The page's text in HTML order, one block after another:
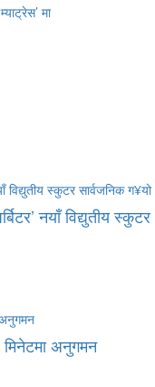
नयाँ विद्युतीय स्कुटर
मिनेटमा अनुगमन